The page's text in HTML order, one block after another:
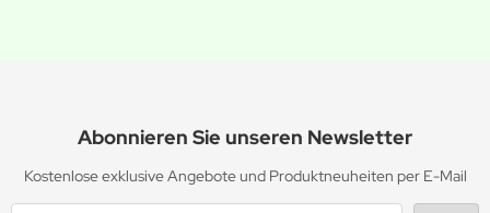
Abonnieren Sie unseren Newsletter
Kostenlose exklusive Angebote und Produktneuheiten per E-Mail